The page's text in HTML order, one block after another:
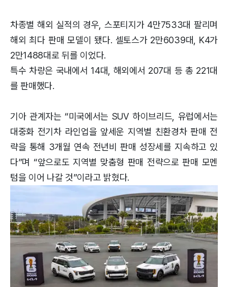
차종별 해외 실적의 경우, 스포티지가 4만7533대 팔리며
해외 최다 판매 모델이 됐다. 셀토스가 2만6039대, K4가
2만1488대로 뒤를 이었다.
특수 차량은 국내에서 14대, 해외에서 207대 등 총 221대
를 판매했다.
기아 관계자는 “미국에서는 SUV 하이브리드, 유럽에서는
대중화 전기차 라인업을 앞세운 지역별 친환경차 판매 전
략을 통해 3개월 연속 전년비 판매 성장세를 지속하고 있
다”며 “앞으로도 지역별 맞춤형 판매 전략으로 판매 모멘
텀을 이어 나갈 것”이라고 밝혔다.